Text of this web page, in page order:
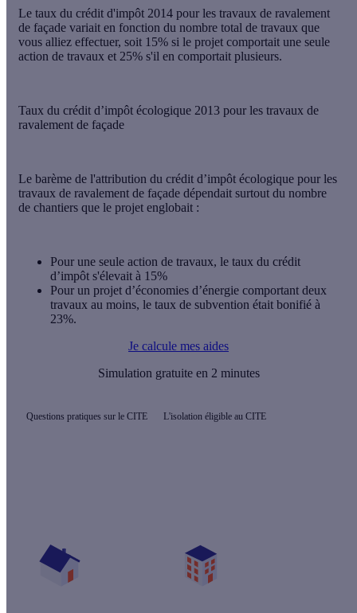
Le taux du crédit d'impôt 2014 pour les travaux de ravalement
de façade variait en fonction du nombre total de travaux que
vous alliez effectuer, soit 15% si le projet comportait une seule
action de travaux et 25% s'il en comportait plusieurs.
Taux du crédit d’impôt écologique 2013 pour les travaux de
ravalement de façade
Le barème de l'attribution du crédit d’impôt écologique pour les
travaux de ravalement de façade dépendait surtout du nombre
de chantiers que le projet englobait :
Pour une seule action de travaux, le taux du crédit
d’impôt s'élevait à 15%
Pour un projet d’économies d’énergie comportant deux
travaux au moins, le taux de subvention était bonifié à
23%.
Je calcule mes aides
Simulation gratuite en 2 minutes
Questions pratiques sur le CITE L'isolation éligible au CITE